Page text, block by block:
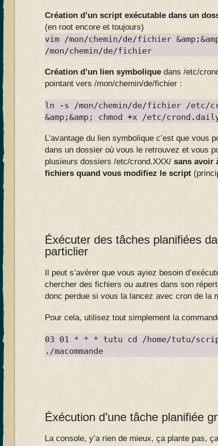
Création d’un script exécutable dans un
(en root encore et toujours)
vim /mon/chemin/de/fichier
/mon/chemin/de/fichier
Création d’un lien symbolique dans /etc/
pointant vers /mon/chemin/de/fichier :
ln -s /mon/chemin/de/fichier /etc/
&amp;&amp; chmod +x /etc/
L’avantage du lien symbolique c’est que vous
dans un dossier où vous le retrouvez et vous
plusieurs dossiers /etc/crond.XXX/ sans avoir
fichiers quand vous modifiez le script
Éxécuter des tâches planifiées
particlier
Il peut s’avérer que vous ayiez besoin
chercher des fichiers ou autres dans son
donc perdue si vous la lancez avec cron de la
Pour cela, utilisez tout simplement la
03 01 * * * tutu cd /home/tutu/
./macommande
Éxécution d’une tâche planifiée
La console, y’a rien de mieux, ça plante pas,